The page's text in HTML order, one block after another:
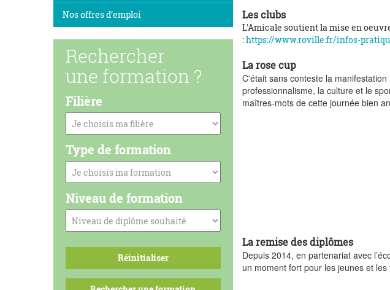
Nos offres d’emploi
Rechercher
une formation ?
Filière
Type de formation
Niveau de formation
Les clubs
L'Amicale soutient la mise en
:https://www.roville.fr/infos-
La rose cup
C'était sans conteste la
professionnalisme, la culture et le
maîtres-mots de cette journée bien
La remise des diplômes
Depuis 2014, en partenariat avec
un moment fort pour les jeunes et